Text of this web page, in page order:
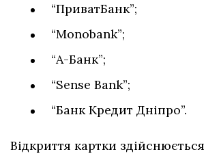
“ПриватБанк”;
“Monobank”;
“А-Банк”;
“Sense Bank”;
“Банк Кредит Дніпро”.
Відкриття картки